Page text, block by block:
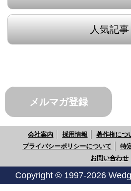
人気記事
メルマガ登録
会社案内 採用情報 著作権につ
プライバシーポリシーについて
特
お問い合わせ
Copyright © 1997-2026